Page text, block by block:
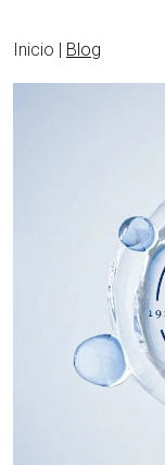
Inicio | Blog